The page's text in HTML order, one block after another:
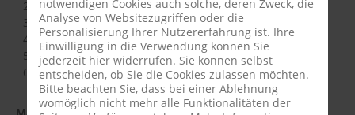
Media
Termine
Linn Schulte
Karla Haking
Jana Rottmann
Mia Schröder
Lilly Helmer
notwendigen Cookies auch solche, deren Zweck, die
Analyse von Websitezugriffen oder die
Personalisierung Ihrer Nutzererfahrung ist. Ihre
Einwilligung in die Verwendung können Sie
jederzeit hier widerrufen. Sie können selbst
entscheiden, ob Sie die Cookies zulassen möchten.
Bitte beachten Sie, dass bei einer Ablehnung
womöglich nicht mehr alle Funktionalitäten der